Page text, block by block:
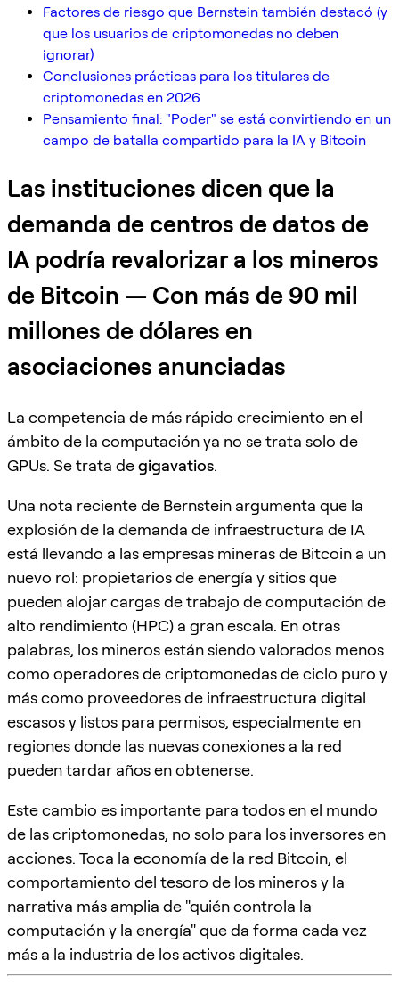
Factores de riesgo que Bernstein también destacó (y
que los usuarios de criptomonedas no deben
ignorar)
Conclusiones prácticas para los titulares de
criptomonedas en 2026
Pensamiento final: "Poder" se está convirtiendo en un
campo de batalla compartido para la IA y Bitcoin
Las instituciones dicen que la
demanda de centros de datos de
IA podría revalorizar a los mineros
de Bitcoin — Con más de 90 mil
millones de dólares en
asociaciones anunciadas
La competencia de más rápido crecimiento en el
ámbito de la computación ya no se trata solo de
GPUs. Se trata degigavatios.
Una nota reciente de Bernstein argumenta que la
explosión de la demanda de infraestructura de IA
está llevando a las empresas mineras de Bitcoin a un
nuevo rol: propietarios de energía y sitios que
pueden alojar cargas de trabajo de computación de
alto rendimiento (HPC) a gran escala. En otras
palabras, los mineros están siendo valorados menos
como operadores de criptomonedas de ciclo puro y
más como proveedores de infraestructura digital
escasos y listos para permisos, especialmente en
regiones donde las nuevas conexiones a la red
pueden tardar años en obtenerse.
Este cambio es importante para todos en el mundo
de las criptomonedas, no solo para los inversores en
acciones. Toca la economía de la red Bitcoin, el
comportamiento del tesoro de los mineros y la
narrativa más amplia de "quién controla la
computación y la energía" que da forma cada vez
más a la industria de los activos digitales.